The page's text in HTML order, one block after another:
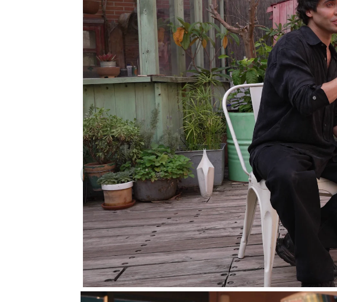
Carmen Pardo
Publicado:18 de noviembre de 2023, 21:03
Los invitados no conocían a
por el programa. Javier Calvo ha
es una persona como si ya la
Novato ha sido muy cercano y
sorprendido”.